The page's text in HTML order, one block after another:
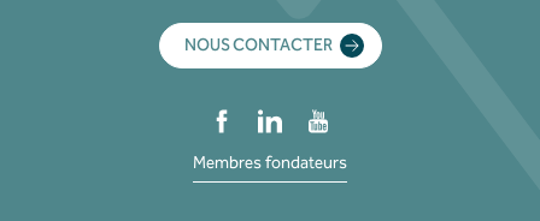
Membres fondateurs
NOUS CONTACTER